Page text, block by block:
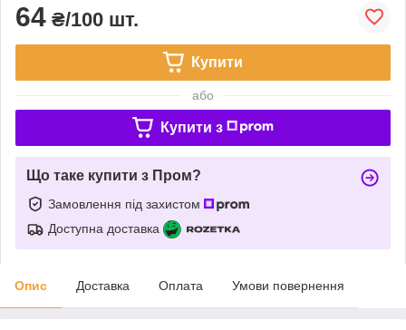
64 ₴/100 шт.
Купити
або
Купити з
Що таке купити з Пром?
Замовлення під захистом
Доступна доставка
Опис Доставка Оплата Умови повернення